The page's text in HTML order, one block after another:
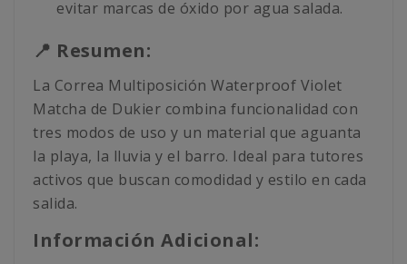
evitar marcas de óxido por agua salada.
📍 Resumen:
La Correa Multiposición Waterproof Violet
Matcha de Dukier combina funcionalidad con
tres modos de uso y un material que aguanta
la playa, la lluvia y el barro. Ideal para tutores
activos que buscan comodidad y estilo en cada
salida.
Información Adicional: